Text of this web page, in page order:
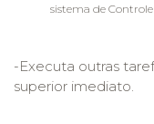
sistema de
-Executa outras
superior imediato.